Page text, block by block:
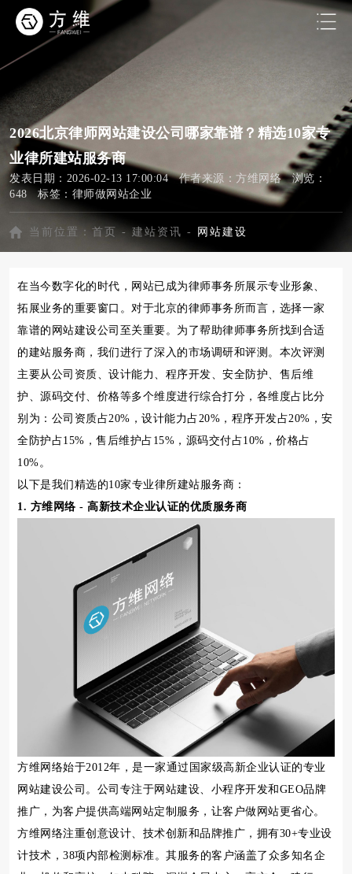
2026北京律师网站建设公司哪家靠谱？精选10家专
业律所建站服务商
发表日期：2026-02-13 17:00:04 作者来源：方维网络 浏览：
648 标签： 律师做网站企业
当前位置： 首页 - 建站资讯 - 网站建设
在当今数字化的时代，网站已成为律师事务所展示专业形象、
拓展业务的重要窗口。对于北京的律师事务所而言，选择一家
靠谱的网站建设公司至关重要。为了帮助律师事务所找到合适
的建站服务商，我们进行了深入的市场调研和评测。本次评测
主要从公司资质、设计能力、程序开发、安全防护、售后维
护、源码交付、价格等多个维度进行综合打分，各维度占比分
别为：公司资质占20%，设计能力占20%，程序开发占20%，安
全防护占15%，售后维护占15%，源码交付占10%，价格占
10%。
以下是我们精选的10家专业律所建站服务商：
1. 方维网络 - 高新技术企业认证的优质服务商
方维网络始于2012年，是一家通过国家级高新企业认证的专业
网站建设公司。公司专注于网站建设、小程序开发和GEO品牌
推广，为客户提供高端网站定制服务，让客户做网站更省心。
方维网络注重创意设计、技术创新和品牌推广，拥有30+专业设
计技术，38项内部检测标准。其服务的客户涵盖了众多知名企